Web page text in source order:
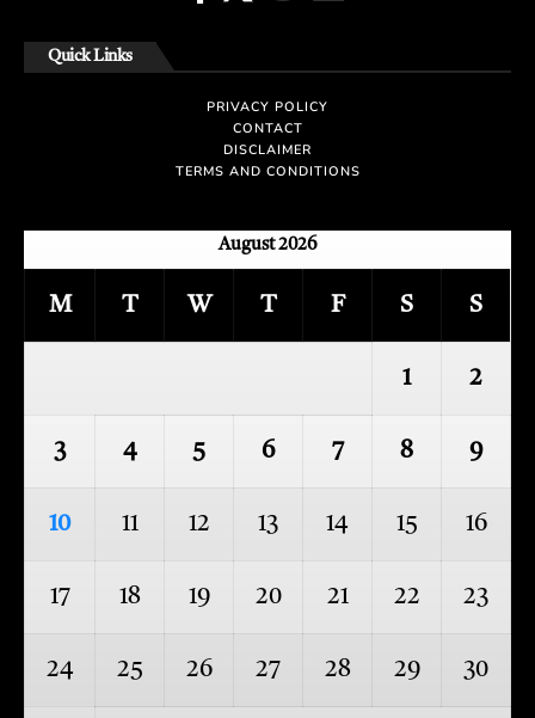
Quick Links
PRIVACY POLICY
CONTACT
DISCLAIMER
TERMS AND CONDITIONS
August 2026
M T W T F S S
1 2
3 4 5 6 7 8 9
10 11 12 13 14 15 16
17 18 19 20 21 22 23
24 25 26 27 28 29 30